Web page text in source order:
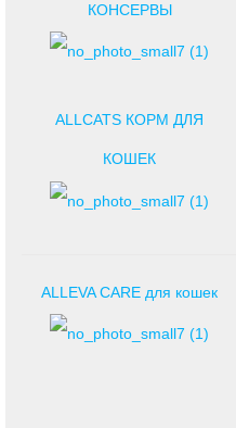
КОНСЕРВЫ
ALLCATS КОРМ ДЛЯ
КОШЕК
ALLEVA CARE для кошек